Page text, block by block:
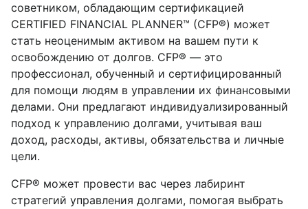
советником, обладающим сертификацией
CERTIFIED FINANCIAL PLANNER™ (CFP®) может
стать неоценимым активом на вашем пути к
освобождению от долгов. CFP® — это
профессионал, обученный и сертифицированный
для помощи людям в управлении их финансовыми
делами. Они предлагают индивидуализированный
подход к управлению долгами, учитывая ваш
доход, расходы, активы, обязательства и личные
цели.
CFP® может провести вас через лабиринт
стратегий управления долгами, помогая выбрать